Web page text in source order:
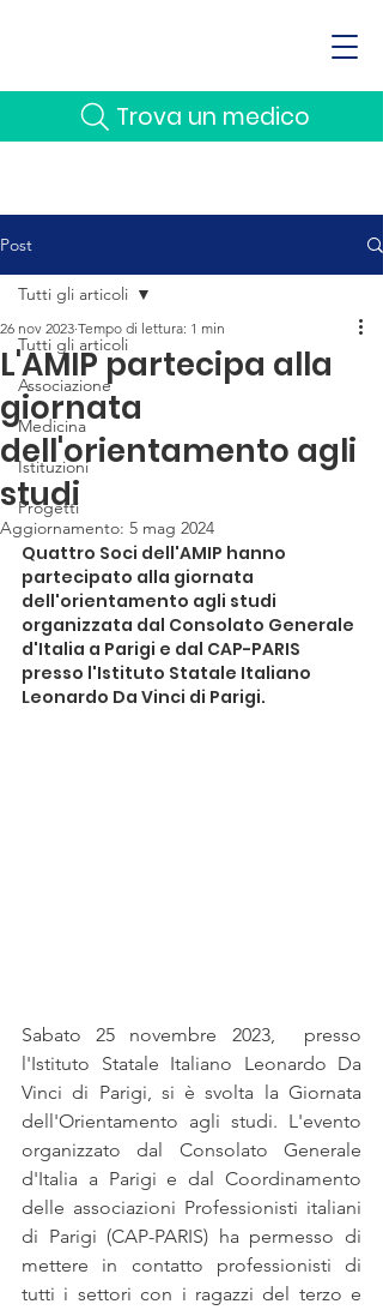
Trova un medico
Post
Tutti gli articoli
Associazione
Medicina
Istituzioni
Progetti
Tutti gli articoli
L'AMIP partecipa alla
giornata
dell'orientamento agli
studi
26 nov 2023 Tempo di lettura: 1 min
Aggiornamento: 5 mag 2024
Quattro Soci dell'AMIP hanno
partecipato alla giornata
dell'orientamento agli studi
organizzata dal Consolato Generale
d'Italia a Parigi e dal CAP-PARIS
presso l'Istituto Statale Italiano
Leonardo Da Vinci di Parigi.
Sabato 25 novembre 2023,  presso
l'Istituto Statale Italiano Leonardo Da
Vinci di Parigi, si è svolta la Giornata
dell'Orientamento agli studi. L'evento
organizzato dal Consolato Generale
d'Italia a Parigi e dal Coordinamento
delle associazioni Professionisti italiani
di Parigi (CAP-PARIS) ha permesso di
mettere in contatto professionisti di
tutti i settori con i ragazzi del terzo e